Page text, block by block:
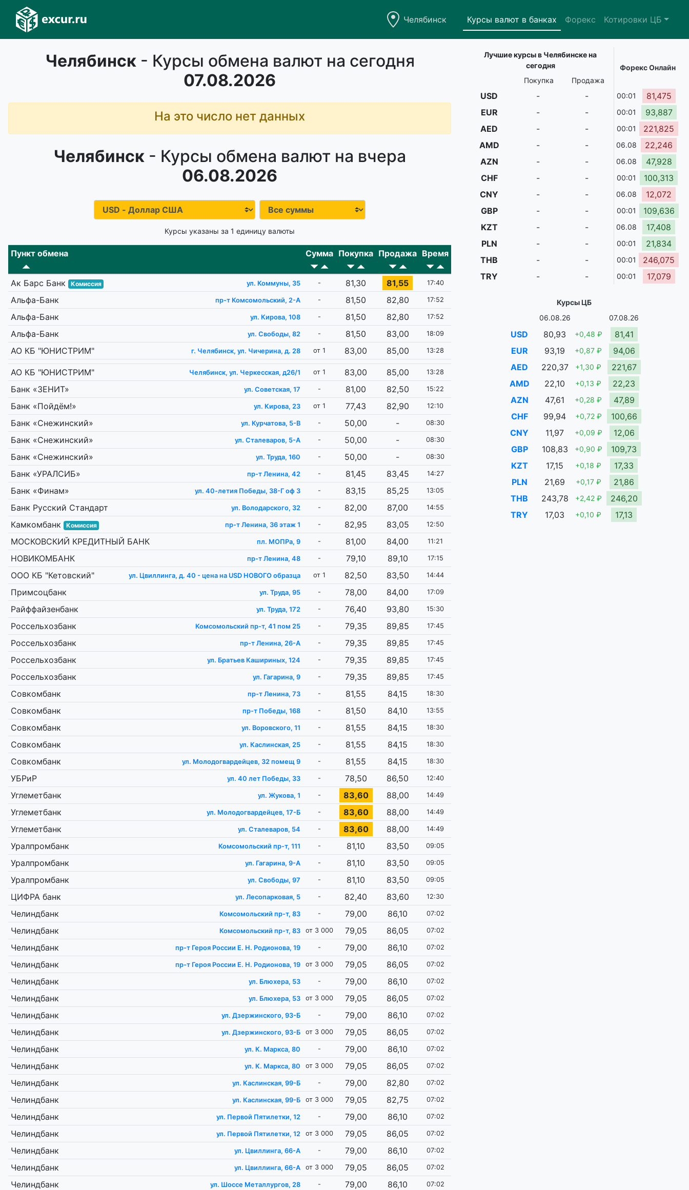
Челябинск Курсы валют в банках Форекс Котировки ЦБ
Челябинск- Курсы обмена валют на сегодня
07.08.2026
На это число нет данных
Челябинск - Курсы обмена валют на вчера
06.08.2026
Курсы указаны за 1 единицу валюты
Пункт обмена Сумма Покупка Продажа Время
Ак Барс Банк Комиссия ул. Коммуны, 35 - 81,30 81,55 17:40
Альфа-Банк пр-т Комсомольский, 2-А - 81,50 82,80 17:52
Альфа-Банк ул. Кирова, 108 - 81,50 82,80 17:52
Альфа-Банк ул. Свободы, 82 - 81,50 83,00 18:09
АО КБ "ЮНИСТРИМ" г. Челябинск, ул. Чичерина, д. 28 от 1 83,00 85,00 13:28
АО КБ "ЮНИСТРИМ" Челябинск, ул. Черкесская, д26/1 от 1 83,00 85,00 13:28
Банк «ЗЕНИТ» ул. Советская, 17 - 81,00 82,50 15:22
Банк «Пойдём!» ул. Кирова, 23 от 1 77,43 82,90 12:10
Банк «Снежинский» ул. Курчатова, 5-В - 50,00 - 08:30
Банк «Снежинский» ул. Сталеваров, 5-А - 50,00 - 08:30
Банк «Снежинский» ул. Труда, 160 - 50,00 - 08:30
Банк «УРАЛСИБ» пр-т Ленина, 42 - 81,45 83,45 14:27
Банк «Финам» ул. 40-летия Победы, 38-Г оф 3 - 83,15 85,25 13:05
Банк Русский Стандарт ул. Володарского, 32 - 82,00 87,00 14:55
Камкомбанк Комиссия пр-т Ленина, 36 этаж 1 - 82,95 83,05 12:50
МОСКОВСКИЙ КРЕДИТНЫЙ БАНК пл. МОПРа, 9 - 81,00 84,00 11:21
НОВИКОМБАНК пр-т Ленина, 48 - 79,10 89,10 17:15
ООО КБ "Кетовский" ул. Цвиллинга, д. 40 - цена на USD НОВОГО образца от 1 82,50 83,50 14:44
Примсоцбанк ул. Труда, 95 - 78,00 84,00 17:09
Райффайзенбанк ул. Труда, 172 - 76,40 93,80 15:30
Россельхозбанк Комсомольский пр-т, 41 пом 25 - 79,35 89,85 17:45
Россельхозбанк пр-т Ленина, 26-А - 79,35 89,85 17:45
Россельхозбанк ул. Братьев Кашириных, 124 - 79,35 89,85 17:45
Россельхозбанк ул. Гагарина, 9 - 79,35 89,85 17:45
Совкомбанк пр-т Ленина, 73 - 81,55 84,15 18:30
Совкомбанк пр-т Победы, 168 - 81,50 84,10 13:55
Совкомбанк ул. Воровского, 11 - 81,55 84,15 18:30
Совкомбанк ул. Каслинская, 25 - 81,55 84,15 18:30
Совкомбанк ул. Молодогвардейцев, 32 помещ 9 - 81,55 84,15 18:30
УБРиР ул. 40 лет Победы, 33 - 78,50 86,50 12:40
Углеметбанк ул. Жукова, 1 - 83,60 88,00 14:49
Углеметбанк ул. Молодогвардейцев, 17-Б - 83,60 88,00 14:49
Углеметбанк ул. Сталеваров, 54 - 83,60 88,00 14:49
Уралпромбанк Комсомольский пр-т, 111 - 81,10 83,50 09:05
Уралпромбанк ул. Гагарина, 9-А - 81,10 83,50 09:05
Уралпромбанк ул. Свободы, 97 - 81,10 83,50 09:05
ЦИФРА банк ул. Лесопарковая, 5 - 82,40 83,60 12:30
Челиндбанк Комсомольский пр-т, 83 - 79,00 86,10 07:02
Челиндбанк Комсомольский пр-т, 83 от 3 000 79,05 86,05 07:02
Челиндбанк пр-т Героя России Е. Н. Родионова, 19 - 79,00 86,10 07:02
Челиндбанк пр-т Героя России Е. Н. Родионова, 19 от 3 000 79,05 86,05 07:02
Челиндбанк ул. Блюхера, 53 - 79,00 86,10 07:02
Челиндбанк ул. Блюхера, 53 от 3 000 79,05 86,05 07:02
Челиндбанк ул. Дзержинского, 93-Б - 79,00 86,10 07:02
Челиндбанк ул. Дзержинского, 93-Б от 3 000 79,05 86,05 07:02
Челиндбанк ул. К. Маркса, 80 - 79,00 86,10 07:02
Челиндбанк ул. К. Маркса, 80 от 3 000 79,05 86,05 07:02
Челиндбанк ул. Каслинская, 99-Б - 79,00 82,80 07:02
Челиндбанк ул. Каслинская, 99-Б от 3 000 79,05 82,75 07:02
Челиндбанк ул. Первой Пятилетки, 12 - 79,00 86,10 07:02
Челиндбанк ул. Первой Пятилетки, 12 от 3 000 79,05 86,05 07:02
Челиндбанк ул. Цвиллинга, 66-А - 79,00 86,10 07:02
Челиндбанк ул. Цвиллинга, 66-А от 3 000 79,05 86,05 07:02
Челиндбанк ул. Шоссе Металлургов, 28 - 79,00 86,10 07:02
Лучшие курсы в Челябинске на
сегодня
Форекс Онлайн
Покупка
Продажа
USD - - 00:01
81,475
EUR
- - 00:01
93,887
AED
- - 00:01
221,825
AMD
- - 06.08
22,246
AZN
- - 06.08
47,928
CHF
- - 00:01
100,313
CNY
- - 06.08
12,072
GBP
- - 00:01
109,636
KZT
- - 06.08
17,408
PLN
- - 00:01
21,834
THB
- - 00:01
246,075
TRY
- - 00:01 17,079
Курсы ЦБ
06.08.26
07.08.26
USD 80,93 +0,48 ₽
81,41
EUR
93,19 +0,87 ₽
94,06
AED
220,37 +1,30 ₽
221,67
AMD
22,10 +0,13 ₽
22,23
AZN
47,61 +0,28 ₽
47,89
CHF
99,94 +0,72 ₽
100,66
CNY
11,97 +0,09 ₽
12,06
GBP
108,83 +0,90 ₽
109,73
KZT
17,15 +0,18 ₽
17,33
PLN
21,69 +0,17 ₽
21,86
THB
243,78 +2,42 ₽
246,20
TRY
17,03 +0,10 ₽ 17,13